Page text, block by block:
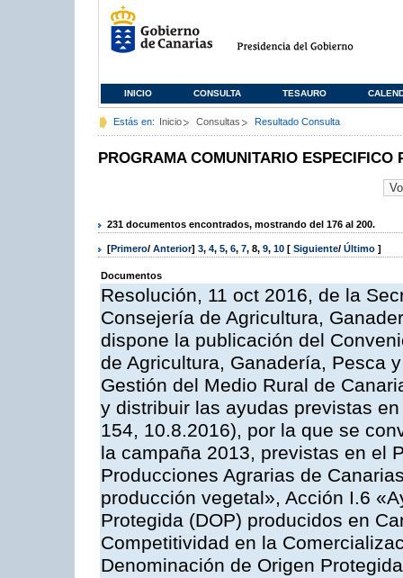
INICIO CONSULTA TESAURO
Estás en: Inicio Consultas Resultado Consulta
PROGRAMA COMUNITARIO ESPECIFICO
231 documentos encontrados, mostrando del 176 al 200.
[Primero/ Anterior] 3, 4, 5, 6, 7, 8, 9, 10 [ Siguiente/ Último ]
Documentos
Resolución, 11 oct 2016, de la
Consejería de Agricultura,
dispone la publicación del
de Agricultura, Ganadería, Pesca
Gestión del Medio Rural de
y distribuir las ayudas previstas
154, 10.8.2016), por la que se
la campaña 2013, previstas en el
Producciones Agrarias de
producción vegetal», Acción I.6
Protegida (DOP) producidos en
Competitividad en la
Denominación de Origen